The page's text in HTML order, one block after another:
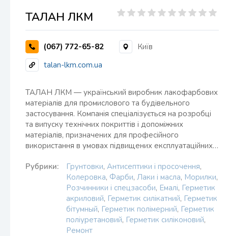
ТАЛАН ЛКМ
(067) 772-65-82
Київ
talan-lkm.com.ua
ТАЛАН ЛКМ — український виробник лакофарбових
матеріалів для промислового та будівельного
застосування. Компанія спеціалізується на розробці
та випуску технічних покриттів і допоміжних
матеріалів, призначених для професійного
використання в умовах підвищених експлуатаційних…
Рубрики: Грунтовки, Антисептики і просочення,
Колеровка, Фарби, Лаки і масла, Морилки,
Розчинники і спецзасоби, Емалі, Герметик
акриловий, Герметик силікатний, Герметик
бітумный, Герметик полімерний, Герметик
поліуретановий, Герметик силіконовий,
Ремонт